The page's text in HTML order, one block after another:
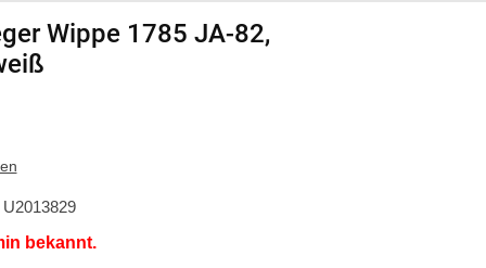
Wippe 1785 JA-82,
U2013829
bekannt.